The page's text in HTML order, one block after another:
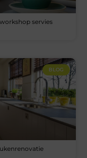
servies
BLOG